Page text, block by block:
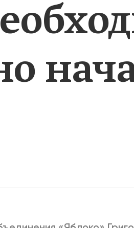
ВЫХОД
ВСЕ КНИГИ